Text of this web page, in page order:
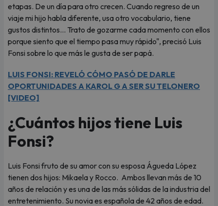
etapas. De un día para otro crecen. Cuando regreso de un
viaje mi hijo habla diferente, usa otro vocabulario, tiene
gustos distintos… Trato de gozarme cada momento con ellos
porque siento que el tiempo pasa muy rápido", precisó Luis
Fonsi sobre lo que más le gusta de ser papá.
LUIS FONSI: REVELÓ CÓMO PASÓ DE DARLE
OPORTUNIDADES A KAROL G A SER SU TELONERO
[VIDEO]
¿Cuántos hijos tiene Luis
Fonsi?
Luis Fonsi fruto de su amor con su esposa Águeda López
tienen dos hijos: Mikaela y Rocco. Ambos llevan más de 10
años de relación y es una de las más sólidas de la industria del
entretenimiento. Su novia es española de 42 años de edad.